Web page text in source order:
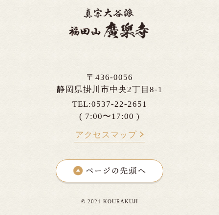
〒436-0056
静岡県掛川市中央2丁目8-1
TEL:0537-22-2651
( 7:00〜17:00 )
アクセスマップ
© 2021 KOURAKUJI